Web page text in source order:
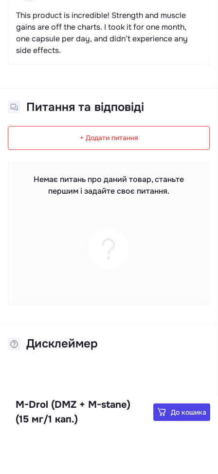
This product is incredible! Strength and muscle
gains are off the charts. I took it for one month,
one capsule per day, and didn’t experience any
side effects.
Питання та відповіді
+ Додати питання
Немає питань про даний товар, станьте
першим і задайте своє питання.
Дисклеймер
M-Drol (DMZ + M-stane)
(15 мг/1 кап.)
До кошика